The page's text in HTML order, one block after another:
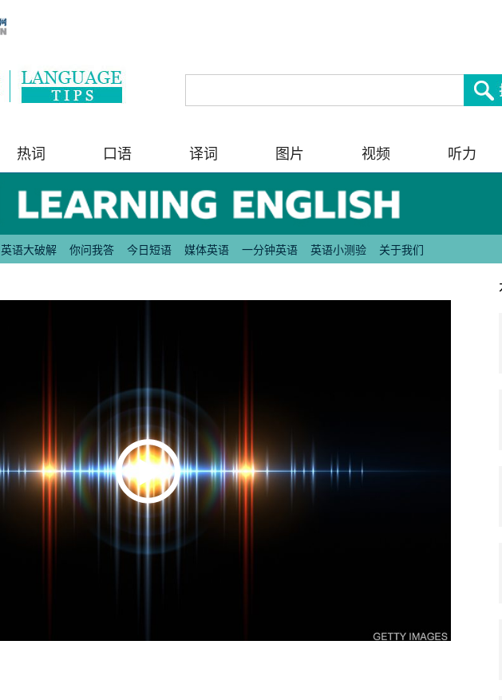
热词 口语 译词 图片 视频 听力
英语大破解 你问我答 今日短语 媒体英语 一分钟英语 英语小测验 关于我们